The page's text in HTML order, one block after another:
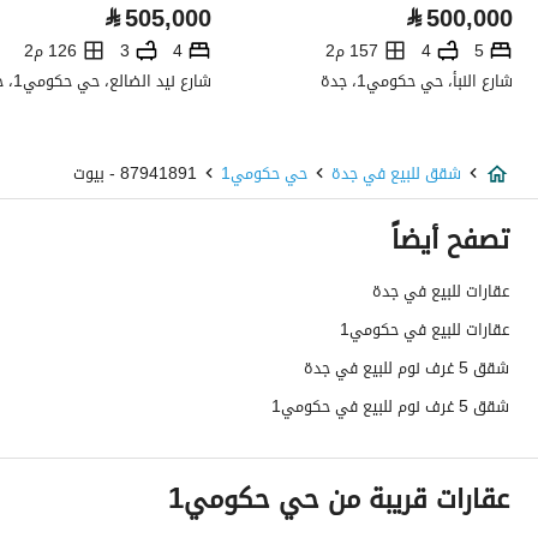
هاتف
الياف ضوئية
تفاصيل اضافية
عمر العقار
عرض الشارع
رقم المخطط
رقم صك الملكية
حدود واطوال العقار
-
⃁500,000
5
4
157 م2
شارع النبأ، حي حكومي1، جدة
⃁505,000
4
3
126 م2
شارع نيد الضالع، حي حكومي1، جدة
شقق للبيع في جدة حي حكومي1 87941891 - بيوت
تصفح أيضاً
عقارات للبيع في جدة
عقارات للبيع في حكومي1
شقق 5 غرف نوم للبيع في جدة
شقق 5 غرف نوم للبيع في حكومي1
عقارات قريبة من حي حكومي1